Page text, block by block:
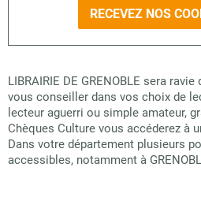
RECEVEZ NOS
LIBRAIRIE DE GRENOBLE sera
vous conseiller dans vos choix de
lecteur aguerri ou simple amateur,
Chèques Culture vous accéderez à
Dans votre département plusieurs
accessibles, notamment à